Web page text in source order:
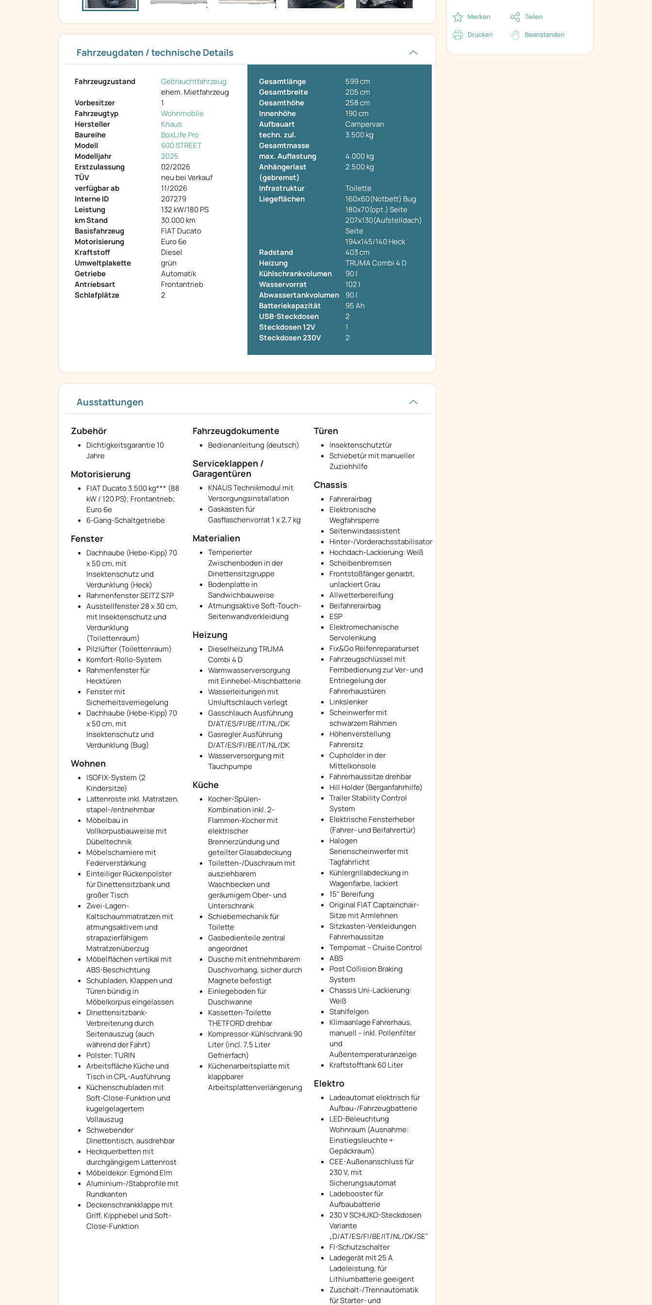
Fahrzeugdaten / technische Details
Fahrzeugzustand
Gebrauchtfahrzeug
ehem. Mietfahrzeug
Vorbesitzer
1
Fahrzeugtyp
Wohnmobile
Hersteller
Knaus
Baureihe
BoxLife Pro
Modell
600 STREET
Modelljahr
2025
Erstzulassung
02/2026
TÜV
neu bei Verkauf
verfügbar ab
11/2026
Interne ID
207279
Leistung
132 kW/180 PS
km Stand
30.000 km
Basisfahrzeug
FIAT Ducato
Motorisierung
Euro 6e
Kraftstoff
Diesel
Umweltplakette
grün
Getriebe
Automatik
Antriebsart
Frontantrieb
Schlafplätze
2
Gesamtlänge
599 cm
Gesamtbreite
205 cm
Gesamthöhe
258 cm
Innenhöhe
190 cm
Aufbauart
Campervan
techn. zul.
Gesamtmasse
3.500 kg
max. Auflastung
4.000 kg
Anhängerlast
(gebremst)
2.500 kg
Infrastruktur
Toilette
Liegeflächen
160x60(Notbett) Bug
180x70(opt.) Seite
207x130(Aufstelldach)
Seite
194x145/140 Heck
Radstand
403 cm
Heizung
TRUMA Combi 4 D
Kühlschrankvolumen
90 l
Wasservorrat
102 l
Abwassertankvolumen
90 l
Batteriekapazität
95 Ah
USB-Steckdosen
2
Steckdosen 12V
1
Steckdosen 230V
2
Ausstattungen
Zubehör
Dichtigkeitsgarantie 10
Jahre
Fahrzeugdokumente
Bedienanleitung (deutsch)
Türen
Insektenschutztür
Schiebetür mit manueller
Zuziehhilfe
Serviceklappen /
Garagentüren
KNAUS Technikmodul mit
Versorgungsinstallation
Gaskasten für
Gasflaschenvorrat 1 x 2,7 kg
Motorisierung
FIAT Ducato 3.500 kg*** (88
kW / 120 PS); Frontantrieb;
Euro 6e
6-Gang-Schaltgetriebe
Chassis
Fahrerairbag
Elektronische
Wegfahrsperre
Seitenwindassistent
Hinter-/Vorderachsstabilisator
Hochdach-Lackierung: Weiß
Scheibenbremsen
Frontstoßfänger genarbt,
unlackiert Grau
Allwetterbereifung
Beifahrerairbag
ESP
Elektromechanische
Servolenkung
Fix&Go Reifenreparaturset
Fahrzeugschlüssel mit
Fernbedienung zur Ver- und
Entriegelung der
Fahrerhaustüren
Linkslenker
Scheinwerfer mit
schwarzem Rahmen
Höhenverstellung
Fahrersitz
Cupholder in der
Mittelkonsole
Fahrerhaussitze drehbar
Hill Holder (Berganfahrhilfe)
Trailer Stability Control
System
Elektrische Fensterheber
(Fahrer- und Beifahrertür)
Halogen
Serienscheinwerfer mit
Tagfahrlicht
Kühlergrillabdeckung in
Wagenfarbe, lackiert
15" Bereifung
Original FIAT Captainchair-
Sitze mit Armlehnen
Sitzkasten-Verkleidungen
Fahrerhaussitze
Tempomat – Cruise Control
ABS
Post Collision Braking
System
Chassis Uni-Lackierung:
Weiß
Stahlfelgen
Klimaanlage Fahrerhaus,
manuell – inkl. Pollenfilter
und
Außentemperaturanzeige
Kraftstofftank 60 Liter
Materialien
Temperierter
Zwischenboden in der
Dinettensitzgruppe
Bodenplatte in
Sandwichbauweise
Atmungsaktive Soft-Touch-
Seitenwandverkleidung
Fenster
Dachhaube (Hebe-Kipp) 70
x 50 cm, mit
Insektenschutz und
Verdunklung (Heck)
Rahmenfenster SEITZ S7P
Ausstellfenster 28 x 30 cm,
mit Insektenschutz und
Verdunklung
(Toilettenraum)
Pilzlüfter (Toilettenraum)
Komfort-Rollo-System
Rahmenfenster für
Hecktüren
Fenster mit
Sicherheitsverriegelung
Dachhaube (Hebe-Kipp) 70
x 50 cm, mit
Insektenschutz und
Verdunklung (Bug)
Heizung
Dieselheizung TRUMA
Combi 4 D
Warmwasserversorgung
mit Einhebel-Mischbatterie
Wasserleitungen mit
Umluftschlauch verlegt
Gasschlauch Ausführung
D/AT/ES/FI/BE/IT/NL/DK
Gasregler Ausführung
D/AT/ES/FI/BE/IT/NL/DK
Wasserversorgung mit
Tauchpumpe
Wohnen
ISOFIX-System (2
Kindersitze)
Lattenroste inkl. Matratzen,
stapel-/entnehmbar
Möbelbau in
Vollkorpusbauweise mit
Dübeltechnik
Möbelscharniere mit
Federverstärkung
Einteiliger Rückenpolster
für Dinettensitzbank und
großer Tisch
Zwei-Lagen-
Kaltschaummatratzen mit
atmungsaktivem und
strapazierfähigem
Matratzenüberzug
Möbelflächen vertikal mit
ABS-Beschichtung
Schubladen, Klappen und
Türen bündig in
Möbelkorpus eingelassen
Dinettensitzbank-
Verbreiterung durch
Seitenauszug (auch
während der Fahrt)
Polster: TURIN
Arbeitsfläche Küche und
Tisch in CPL-Ausführung
Küchenschubladen mit
Soft-Close-Funktion und
kugelgelagertem
Vollauszug
Schwebender
Dinettentisch, ausdrehbar
Heckquerbetten mit
durchgängigem Lattenrost
Möbeldekor: Egmond Elm
Aluminium-/Stabprofile mit
Rundkanten
Deckenschrankklappe mit
Griff, Kipphebel und Soft-
Close-Funktion
Küche
Kocher-Spülen-
Kombination inkl. 2-
Flammen-Kocher mit
elektrischer
Brennerzündung und
geteilter Glasabdeckung
Toiletten-/Duschraum mit
ausziehbarem
Waschbecken und
geräumigem Ober- und
Unterschrank
Schiebemechanik für
Toilette
Gasbedienteile zentral
angeordnet
Dusche mit entnehmbarem
Duschvorhang, sicher durch
Magnete befestigt
Einlegeboden für
Duschwanne
Kassetten-Toilette
THETFORD drehbar
Kompressor-Kühlschrank 90
Liter (incl. 7,5 Liter
Gefrierfach)
Küchenarbeitsplatte mit
klappbarer
Arbeitsplattenverlängerung
Elektro
Ladeautomat elektrisch für
Aufbau-/Fahrzeugbatterie
LED-Beleuchtung
Wohnraum (Ausnahme:
Einstiegsleuchte +
Gepäckraum)
CEE-Außenanschluss für
230 V, mit
Sicherungsautomat
Ladebooster für
Aufbaubatterie
230 V SCHUKO-Steckdosen
Variante
„D/AT/ES/FI/BE/IT/NL/DK/SE“
FI-Schutzschalter
Ladegerät mit 25 A
Ladeleistung, für
Lithiumbatterie geeigent
Zuschalt-/Trennautomatik
für Starter- und
Merken Teilen
Drucken Beanstanden